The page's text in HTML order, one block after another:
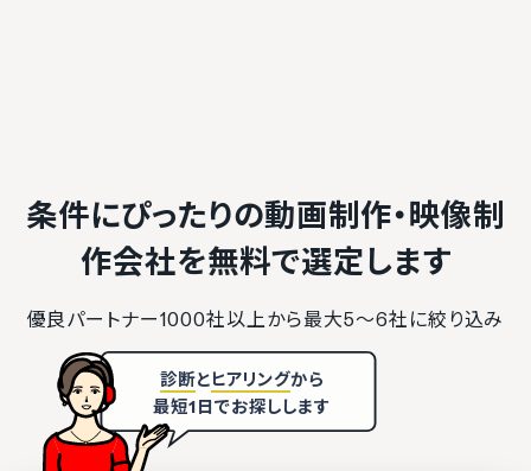
条件にぴったりの動画制作・映像制
作会社を無料で選定します
優良パートナー1000社以上から最大5〜6社に絞り込み
診断とヒアリングから
最短1日でお探しします